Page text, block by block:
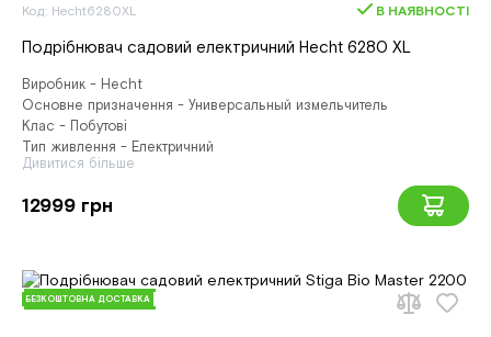
Код: Hecht6280XL В НАЯВНОСТІ
Подрібнювач садовий електричний Hecht 6280 XL
Виробник - Hecht
Основне призначення - Универсальный измельчитель
Клас - Побутові
Тип живлення - Електричний
Дивитися більше
12999 грн
БЕЗКОШТОВНА ДОСТАВКА